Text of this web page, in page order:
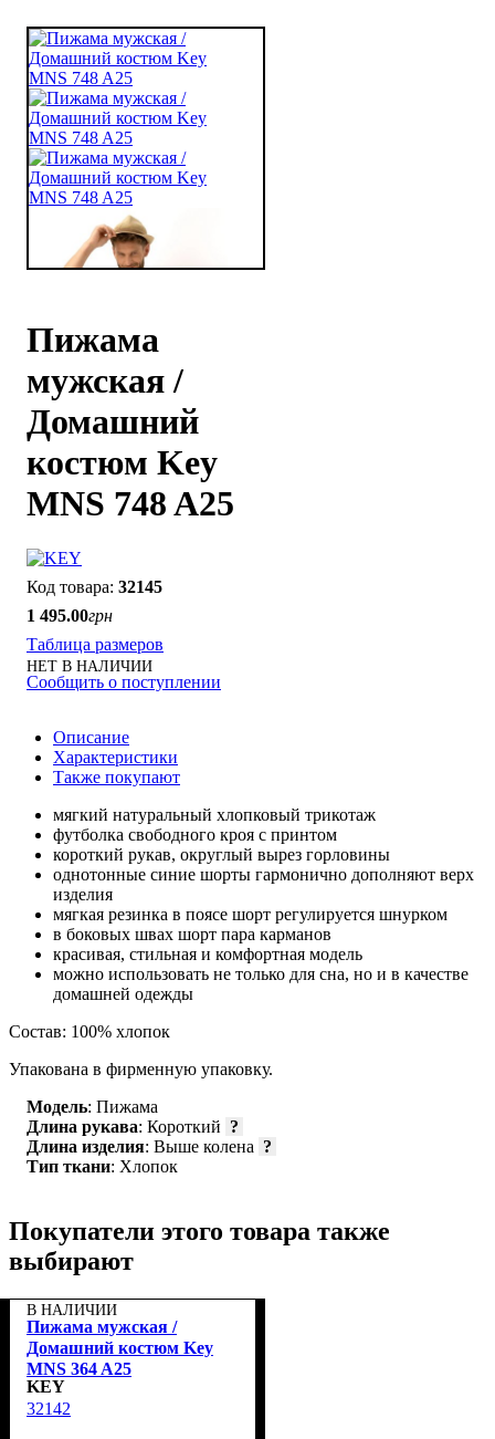
Пижама
мужская /
Домашний
костюм Key
MNS 748 A25
32145
1 495.00грн
Таблица размеров
НЕТ В НАЛИЧИИ
Сообщить о поступлении
Описание
Характеристики
Также покупают
мягкий натуральный хлопковый трикотаж
футболка свободного кроя с принтом
короткий рукав, округлый вырез горловины
однотонные синие шорты гармонично дополняют верх
изделия
мягкая резинка в поясе шорт регулируется шнурком
в боковых швах шорт пара карманов
красивая, стильная и комфортная модель
можно использовать не только для сна, но и в качестве
домашней одежды
Состав: 100% хлопок
Упакована в фирменную упаковку.
Модель: Пижама
Длина рукава: Короткий ?
Длина изделия: Выше колена ?
Тип ткани: Хлопок
Покупатели этого товара также
выбирают
В НАЛИЧИИ
Пижама мужская /
Домашний костюм Key
MNS 364 A25
KEY
32142